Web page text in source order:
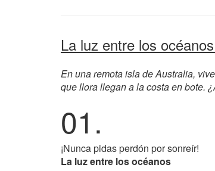
La luz entre los
En una remota isla de Australia,
que llora llegan a la costa en bote.
01.
¡Nunca pidas perdón por sonreír!
La luz entre los océanos